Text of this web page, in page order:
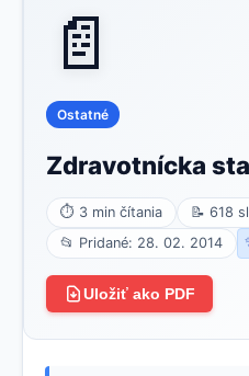
📄
Ostatné
Zdravotnícka
⏱ 3 min čítania 📝 618
📂 Pridané: 28. 02. 2014
Uložiť ako PDF